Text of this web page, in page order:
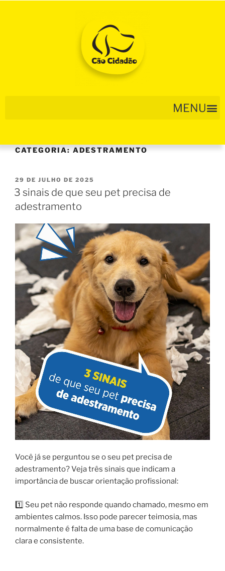
CATEGORIA:ADESTRAMENTO
29 DE JULHO DE 2025
3 sinais de que seu pet precisa de
adestramento
Você já se perguntou se o seu pet precisa de
adestramento? Veja três sinais que indicam a
importância de buscar orientação profissional:
1️⃣ Seu pet não responde quando chamado, mesmo em
ambientes calmos. Isso pode parecer teimosia, mas
normalmente é falta de uma base de comunicação
clara e consistente.